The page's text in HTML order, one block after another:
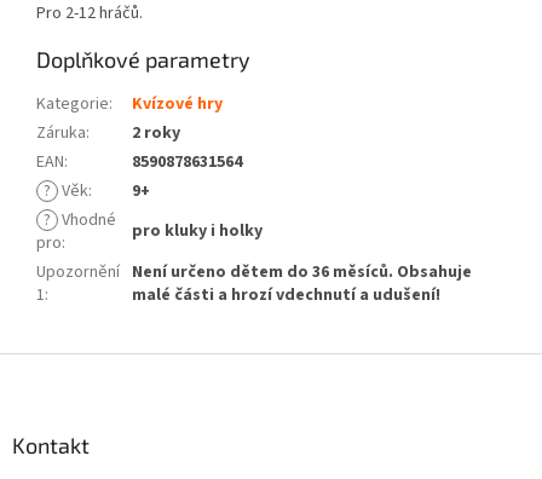
Pro 2-12 hráčů.
Doplňkové parametry
Kategorie:
Kvízové hry
Záruka:
2 roky
EAN:
8590878631564
? Věk:
9+
? Vhodné
pro:
pro kluky i holky
Upozornění
1:
Není určeno dětem do 36 měsíců. Obsahuje
malé části a hrozí vdechnutí a udušení!
Kontakt